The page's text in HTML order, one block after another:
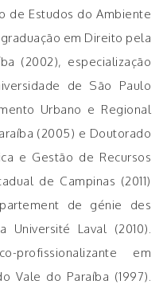
de Estudos do Ambiente
em Direito pela
(2002), especialização
de São Paulo
Urbano e Regional
(2005) e Doutorado
e Gestão de Recursos
de Campinas (2011)
de génie des
Laval (2010).
profissionalizante em
Vale do Paraíba (1997).